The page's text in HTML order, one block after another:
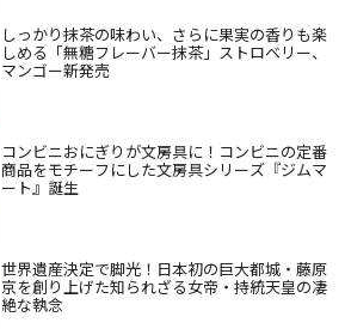
しっかり抹茶の味わい、さらに果実の香りも楽
しめる「無糖フレーバー抹茶」ストロベリー、
マンゴー新発売
コンビニおにぎりが文房具に！コンビニの定番
商品をモチーフにした文房具シリーズ『ジムマ
ート』誕生
世界遺産決定で脚光！日本初の巨大都城・藤原
京を創り上げた知られざる女帝・持統天皇の凄
絶な執念